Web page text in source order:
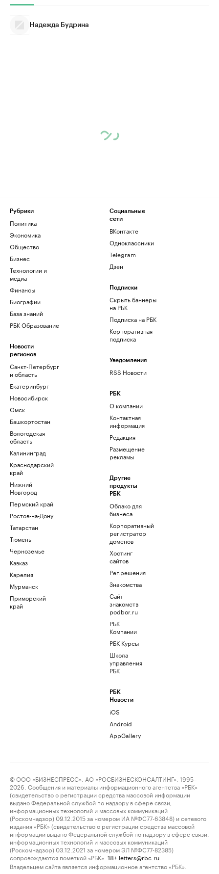
Надежда Будрина
Рубрики
Политика
Экономика
Общество
Бизнес
Технологии и
медиа
Финансы
Биографии
База знаний
РБК Образование
Новости
регионов
Санкт-Петербург
и область
Екатеринбург
Новосибирск
Омск
Башкортостан
Вологодская
область
Калининград
Краснодарский
край
Нижний
Новгород
Пермский край
Ростов-на-Дону
Татарстан
Тюмень
Черноземье
Кавказ
Карелия
Мурманск
Приморский
край
Социальные
сети
ВКонтакте
Одноклассники
Telegram
Дзен
Подписки
Скрыть баннеры
на РБК
Подписка на РБК
Корпоративная
подписка
Уведомления
RSS Новости
РБК
О компании
Контактная
информация
Редакция
Размещение
рекламы
Другие
продукты
РБК
Облако для
бизнеса
Корпоративный
регистратор
доменов
Хостинг
сайтов
Рег.решения
Знакомства
Сайт
знакомств
podbor.ru
РБК
Компании
РБК Курсы
Школа
управления
РБК
РБК
Новости
iOS
Android
AppGallery
© ООО «БИЗНЕСПРЕСС», АО «РОСБИЗНЕСКОНСАЛТИНГ», 1995–
2026. Сообщения и материалы информационного агентства «РБК»
(свидетельство о регистрации средства массовой информации
выдано Федеральной службой по надзору в сфере связи,
информационных технологий и массовых коммуникаций
(Роскомнадзор) 09.12.2015 за номером ИА №ФС77-63848) и сетевого
издания «РБК» (свидетельство о регистрации средства массовой
информации выдано Федеральной службой по надзору в сфере связи,
информационных технологий и массовых коммуникаций
(Роскомнадзор) 03.12.2021 за номером ЭЛ №ФС77-82385)
сопровождаются пометкой «РБК».
18+ letters@rbc.ru
Владельцем сайта является информационное агентство «РБК».